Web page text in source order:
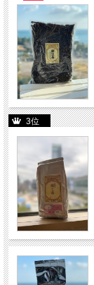
3位